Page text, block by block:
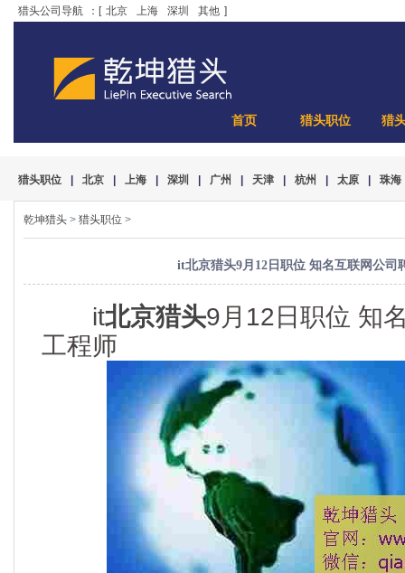
猎头公司导航 ：[ 北京 上海 深圳 其他 ]
首页 猎头职位 猎
猎头职位 北京 上海 深圳 广州 天津 杭州 太原 珠海
乾坤猎头 > 猎头职位 >
it北京猎头9月12日职位 知名互联网公司
it北京猎头9月12日职位 知
工程师